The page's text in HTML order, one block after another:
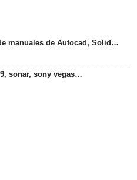
manuales de Autocad, Solid…
sonar, sony vegas…